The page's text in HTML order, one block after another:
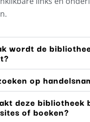
wordt de
op
deze bibliotheek
of boeken?